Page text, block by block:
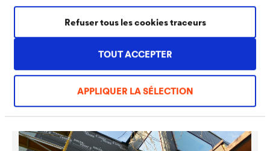
TOUT ACCEPTER
APPLIQUER LA SÉLECTION
Refuser tous les cookies traceurs
Pare-pluie pour bardages ajourés et claire-
voie